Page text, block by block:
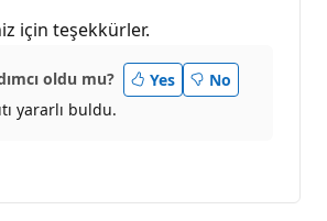
için teşekkürler.
oldu mu? Yes
No
yararlı buldu.